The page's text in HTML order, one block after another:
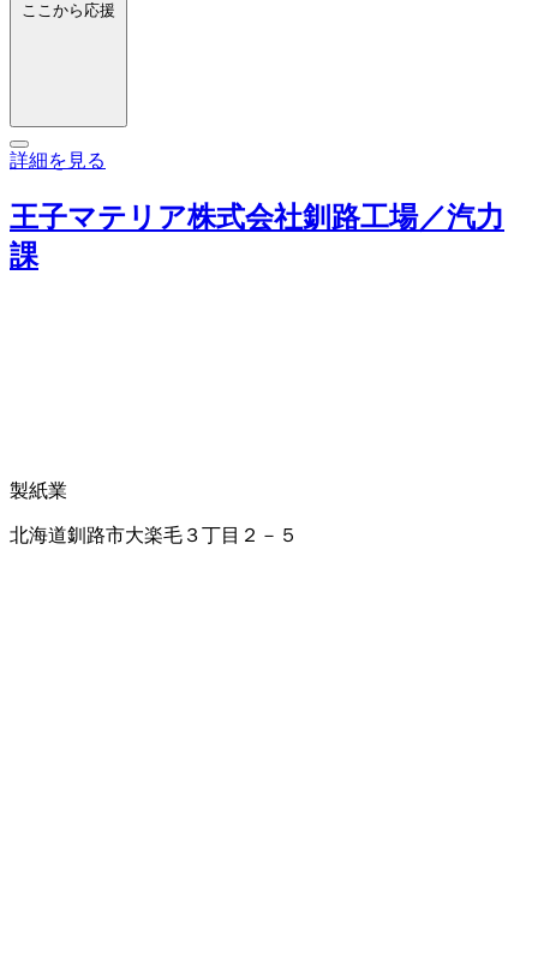
ここから応援
詳細を見る
王子マテリア株式会社釧路工場／汽力
課
製紙業
北海道釧路市大楽毛３丁目２－５